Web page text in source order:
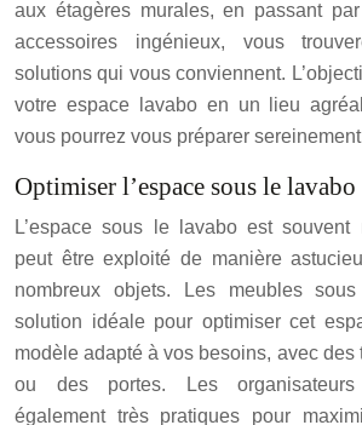
aux étagères murales, en passant
accessoires ingénieux, vous
solutions qui vous conviennent.
votre espace lavabo en un lieu
vous pourrez vous préparer
Optimiser l’espace sous le lavabo
L’espace sous le lavabo est souvent
peut être exploité de manière
nombreux objets. Les meubles
solution idéale pour optimiser cet
modèle adapté à vos besoins, avec des
ou des portes. Les
également très pratiques pour